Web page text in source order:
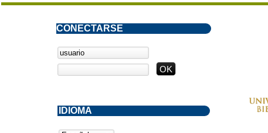
CONECTARSE
IDIOMA